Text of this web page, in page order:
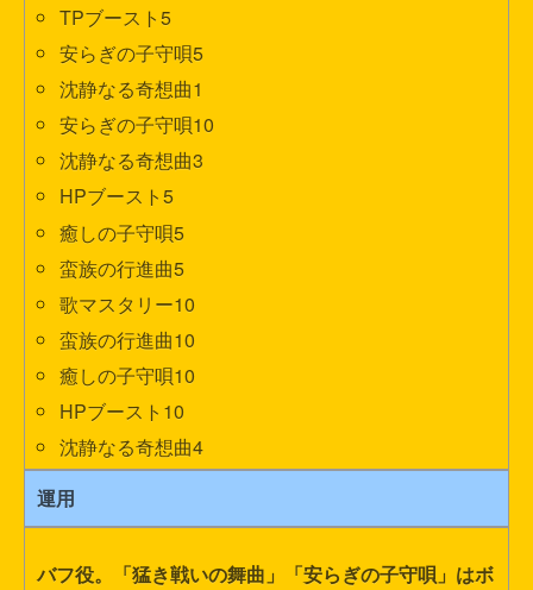
TPブースト5
安らぎの子守唄5
沈静なる奇想曲1
安らぎの子守唄10
沈静なる奇想曲3
HPブースト5
癒しの子守唄5
蛮族の行進曲5
歌マスタリー10
蛮族の行進曲10
癒しの子守唄10
HPブースト10
沈静なる奇想曲4
運用
バフ役。「猛き戦いの舞曲」「安らぎの子守唄」はボ